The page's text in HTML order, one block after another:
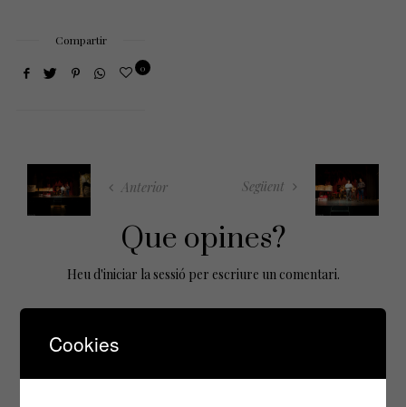
Compartir
0
Anterior Següent
Que opines?
Heu d'iniciar la sessió per escriure un comentari.
Cookies